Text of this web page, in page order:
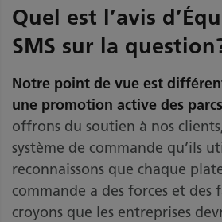
Quel est l’avis
SMS sur la
Notre point de vue est
une promotion active des
offrons du soutien à nos
système de commande qu’ils
reconnaissons que chaque
commande a des forces et des
croyons que les entreprises